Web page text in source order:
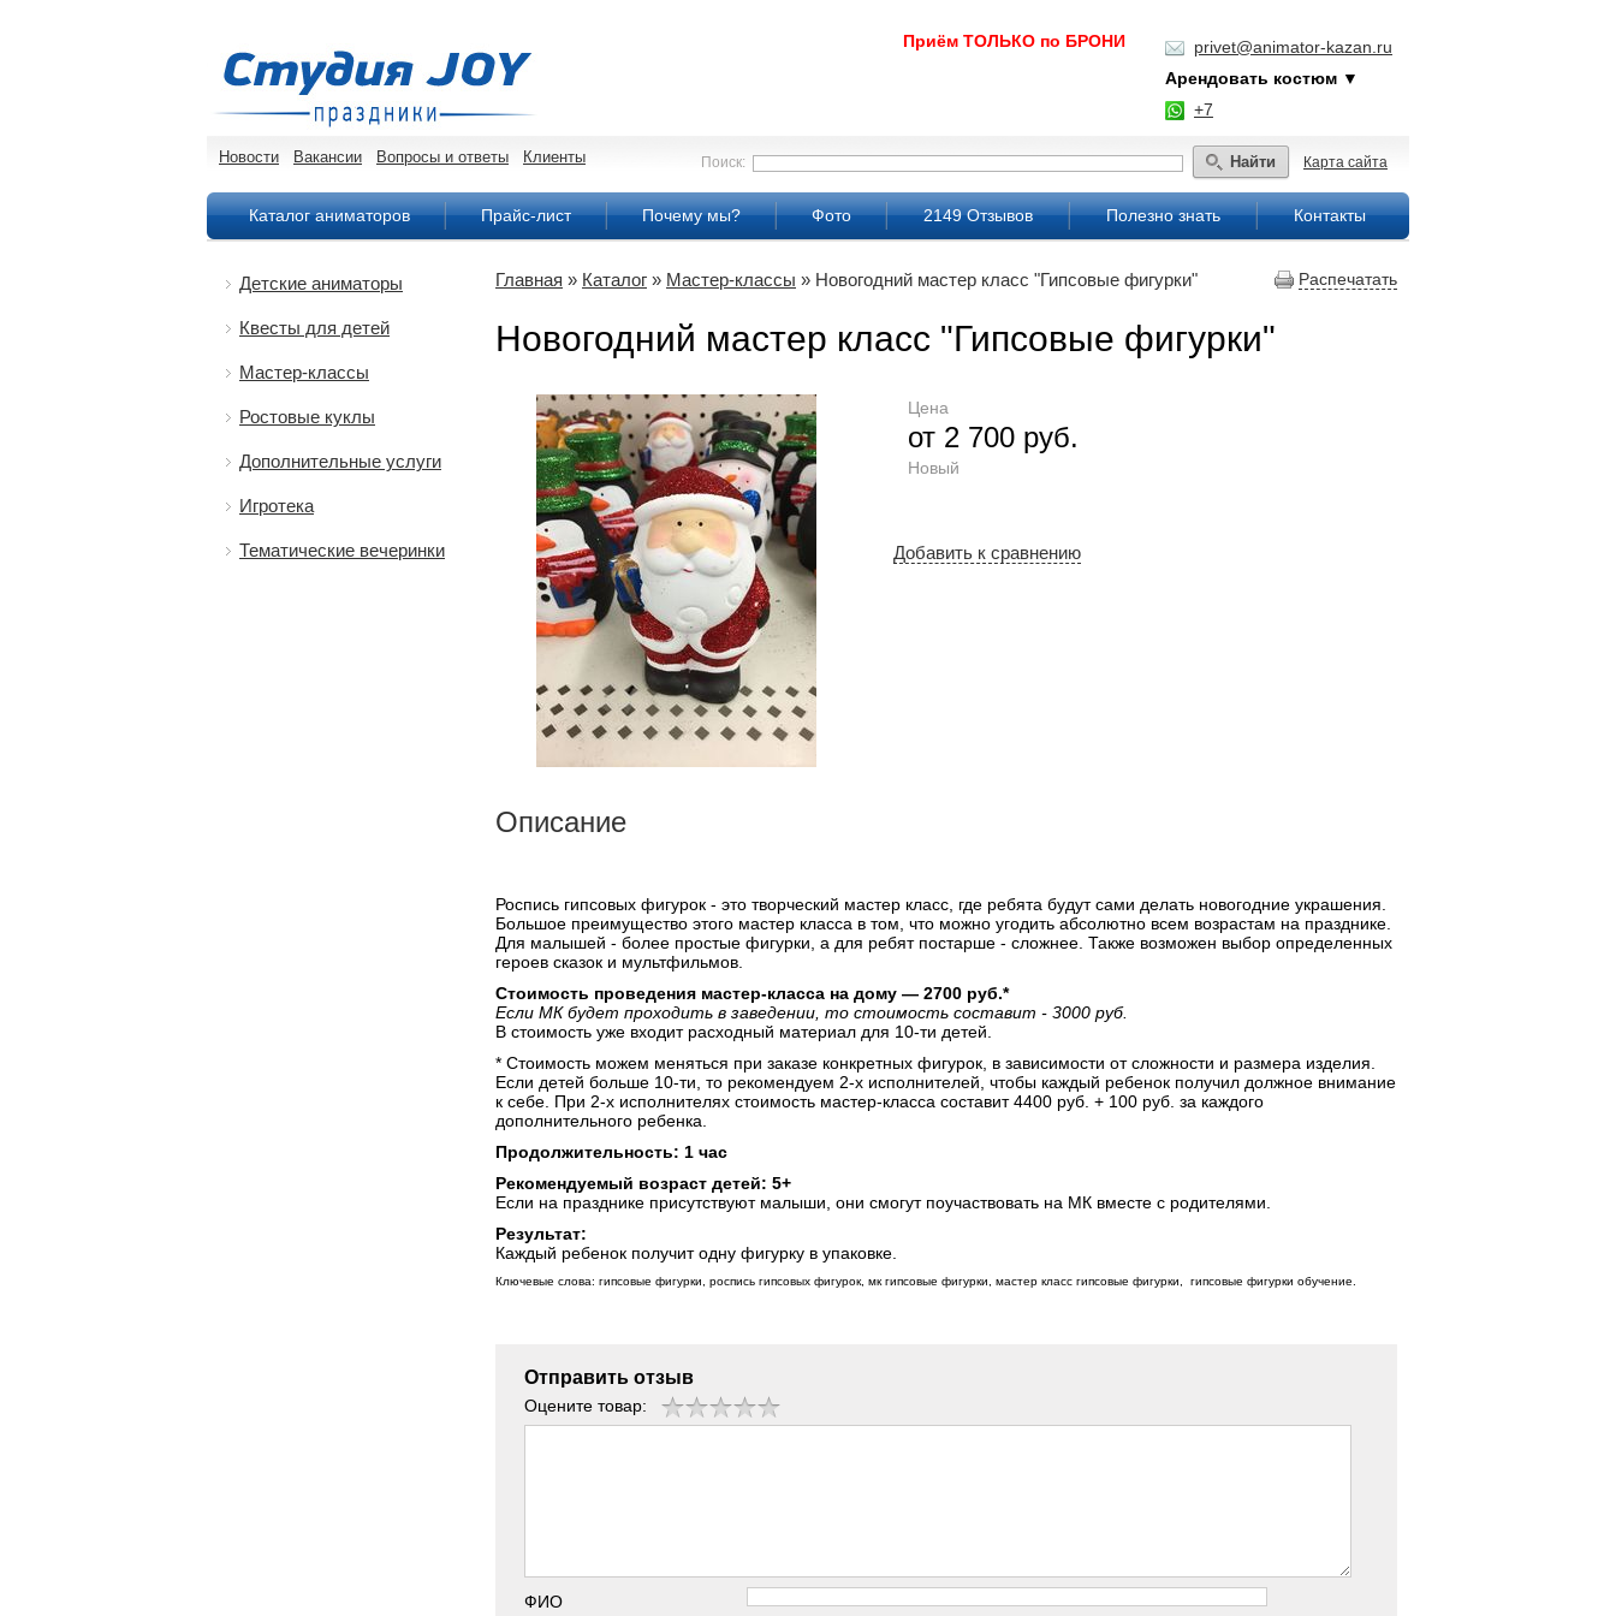
Приём ТОЛЬКО по БРОНИ
privet@animator-kazan.ru
Арендовать костюм ▼
+7
Новости Вакансии Вопросы и ответы Клиенты Поиск: Найти Карта сайта
Каталог аниматоров Прайс-лист Почему мы? Фото 2149 Отзывов Полезно знать Контакты
Распечатать
Главная » Каталог » Мастер-классы » Новогодний мастер класс "Гипсовые фигурки"
Новогодний мастер класс "Гипсовые фигурки"
Цена
от 2 700 руб.
Новый
Добавить к сравнению
Описание
Роспись гипсовых фигурок - это творческий мастер класс, где ребята будут сами делать новогодние украшения.
Большое преимущество этого мастер класса в том, что можно угодить абсолютно всем возрастам на празднике.
Для малышей - более простые фигурки, а для ребят постарше - сложнее. Также возможен выбор определенных
героев сказок и мультфильмов.
Стоимость проведения мастер-класса на дому — 2700 руб.*
Если МК будет проходить в заведении, то стоимость составит - 3000 руб.
В стоимость уже входит расходный материал для 10-ти детей.
* Стоимость можем меняться при заказе конкретных фигурок, в зависимости от сложности и размера изделия.
Если детей больше 10-ти, то рекомендуем 2-х исполнителей, чтобы каждый ребенок получил должное внимание
к себе. При 2-х исполнителях стоимость мастер-класса составит 4400 руб. + 100 руб. за каждого
дополнительного ребенка.
Продолжительность: 1 час
Рекомендуемый возраст детей: 5+
Если на празднике присутствуют малыши, они смогут поучаствовать на МК вместе с родителями.
Результат:
Каждый ребенок получит одну фигурку в упаковке.
Ключевые слова: гипсовые фигурки, роспись гипсовых фигурок, мк гипсовые фигурки, мастер класс гипсовые фигурки, гипсовые фигурки обучение.
Отправить отзыв
Оцените товар:
ФИО
Детские аниматоры
Квесты для детей
Мастер-классы
Ростовые куклы
Дополнительные услуги
Игротека
Тематические вечеринки